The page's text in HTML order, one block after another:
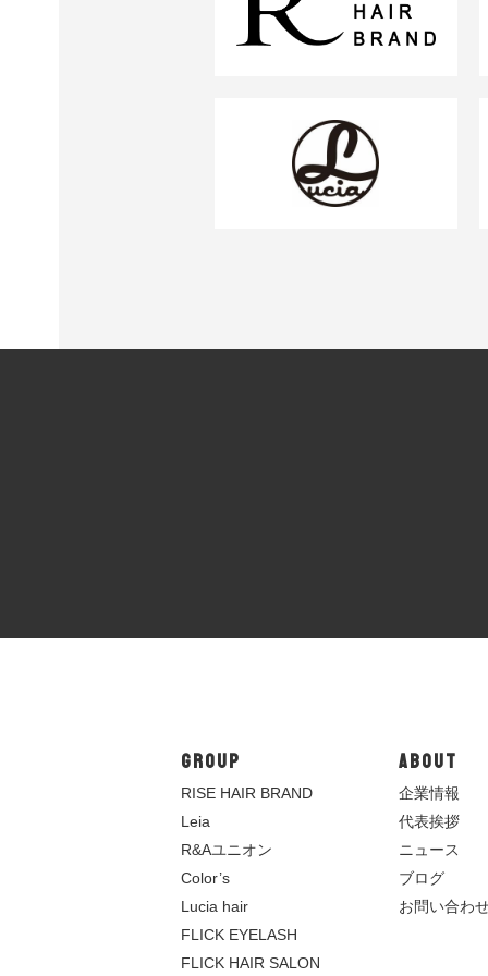
GROUP
RISE HAIR BRAND
Leia
R&Aユニオン
Color’s
Lucia hair
FLICK EYELASH
FLICK HAIR SALON
ABOUT
企業情報
代表挨拶
ニュース
ブログ
お問い合わ